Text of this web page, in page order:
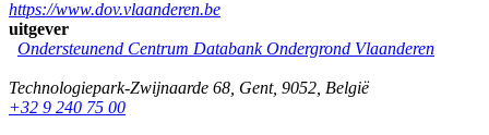
https://www.dov.vlaanderen.be
uitgever
Ondersteunend Centrum Databank Ondergrond Vlaanderen
Technologiepark-Zwijnaarde 68 Gent, 9052 België
+32 9 240 75 00